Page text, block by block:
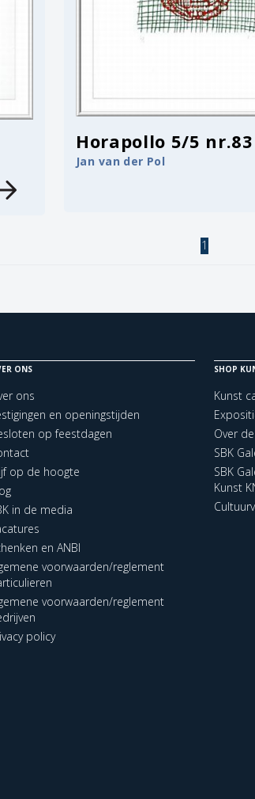
Horapollo 5/5 nr.83
Jan van der Pol
1
ONS
ons
en openingstijden
op feestdagen
op de hoogte
in de media
en ANBI
voorwaarden/reglement
voorwaarden/reglement
policy
SHOP
Kunst
Over
SBK
SBK
Kunst